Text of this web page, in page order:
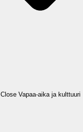
Close Vapaa-aika ja kulttuuri